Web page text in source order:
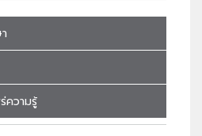
ความรู้